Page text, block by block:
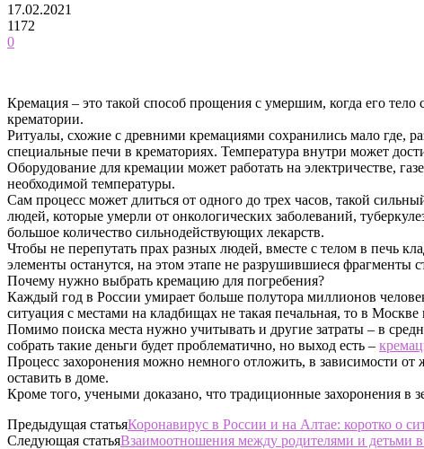
17.02.2021
1172
0
Кремация – это такой способ прощения с умершим, когда его
крематории.
Ритуалы, схожие с древними кремациями сохранились мало где,
специальные печи в крематориях. Температура внутри может
Оборудование для кремации может работать на электричестве,
необходимой температуры.
Сам процесс может длиться от одного до трех часов, такой
людей, которые умерли от онкологических заболеваний,
большое количество сильнодействующих лекарств.
Чтобы не перепутать прах разных людей, вместе с телом в печь
элементы останутся, на этом этапе не разрушившиеся фрагменты
Почему нужно выбрать кремацию для погребения?
Каждый год в России умирает больше полутора миллионов
ситуация с местами на кладбищах не такая печальная, то в Москве
Помимо поиска места нужно учитывать и другие затраты – в
собрать такие деньги будет проблематично, но выход есть –
Процесс захоронения можно немного отложить, в зависимости
оставить в доме.
Кроме того, учеными доказано, что традиционные захоронения в
Предыдущая статьяКоронавирус в России и на Алтае: коротко о
Следующая статьяВзаимоотношения между родителями и детьми в